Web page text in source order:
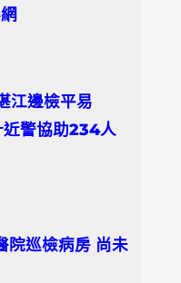
江邊檢平易
警協助234人
院巡檢病房 尚未